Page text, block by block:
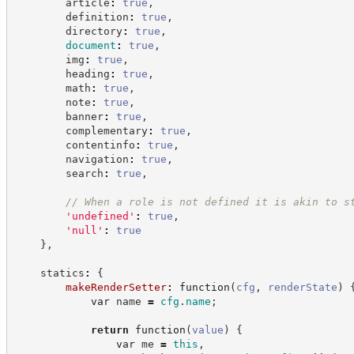
article : true ,
definition : true ,
directory: true ,
document : true ,
img : true ,
heading : true ,
math : true ,
note : true ,
banner: true ,
complementary: true ,
contentinfo : true ,
navigation : true ,
search : true ,
// When a role is not defined it is akin to
' undefined ' : true ,
' null ' :
true
} ,
statics :
{
makeRenderSetter: function ( cfg , renderState )
var name = cfg . name ;
return function (value )
{
var me = this ,